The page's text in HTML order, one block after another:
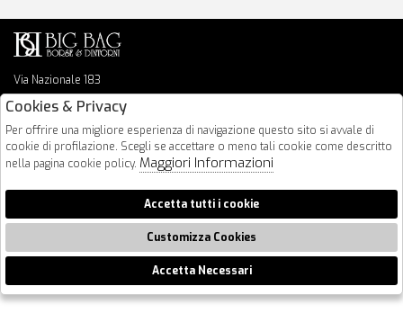
Via Nazionale 183
64026 Roseto Degli Abruzzi
info@bigbagshoponline.it
follow us
2026 BigBag - P.iva : 00916940679 Powered by
🍪
Cookies & Privacy
Per offrire una migliore esperienza di navigazione questo sito si avvale di
cookie di profilazione. Scegli se accettare o meno tali cookie come descritto
nella pagina cookie policy. Maggiori Informazioni
Accetta tutti i cookie
Customizza Cookies
Accetta Necessari